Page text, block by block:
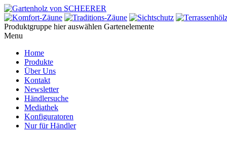
Produktgruppe hier auswählen Gartenelemente
Menu
Home
Produkte
Über Uns
Kontakt
Newsletter
Händlersuche
Mediathek
Konfiguratoren
Nur für Händler